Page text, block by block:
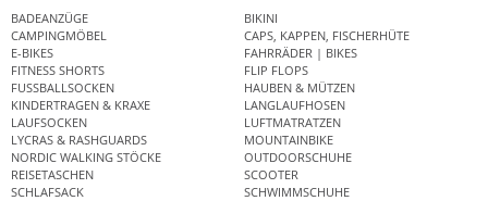
BADEANZÜGE
BIKINI
CAMPINGMÖBEL
CAPS, KAPPEN, FISCHERHÜTE
E-BIKES
FAHRRÄDER | BIKES
FITNESS SHORTS
FLIP FLOPS
FUSSBALLSOCKEN
HAUBEN & MÜTZEN
KINDERTRAGEN & KRAXE
LANGLAUFHOSEN
LAUFSOCKEN
LUFTMATRATZEN
LYCRAS & RASHGUARDS
MOUNTAINBIKE
NORDIC WALKING STÖCKE
OUTDOORSCHUHE
REISETASCHEN
SCOOTER
SCHLAFSACK
SCHWIMMSCHUHE